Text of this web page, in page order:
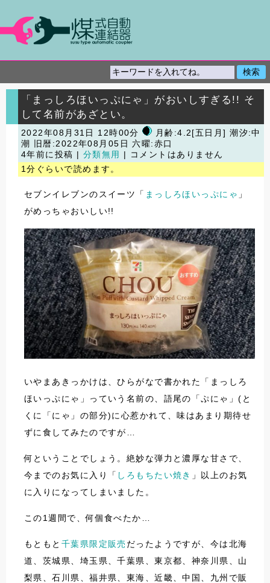
「まっしろほいっぷにゃ」がおいしすぎる!! そ
して名前があざとい。
2022年08月31日 12時00分
月齢:4.2[五日月] 潮汐:中
潮
旧暦:2022年08月05日 六曜:赤口
4年前に投稿 | 分類無用
| コメントはありません
1分ぐらいで読めます。
セブンイレブンのスイーツ「 まっしろほいっぷにゃ 」
がめっちゃおいしい!!
いやまあきっかけは、ひらがなで書かれた「まっしろ
ほいっぷにゃ」っていう名前の、語尾の「ぷにゃ」(と
くに「にゃ」の部分)に心惹かれて、味はあまり期待せ
ずに食してみたのですが…
何ということでしょう。絶妙な弾力と濃厚な甘さで、
今までのお気に入り「 しろもちたい焼き
」以上のお気
に入りになってしまいました。
この1週間で、何個食べたか…
もともと 千葉県限定販売 だったようですが、今は北海
道、茨城県、埼玉県、千葉県、東京都、神奈川県、山
梨県、石川県、福井県、東海、近畿、中国、九州で販